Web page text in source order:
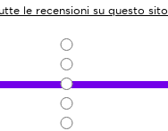
le recensioni su questo sito